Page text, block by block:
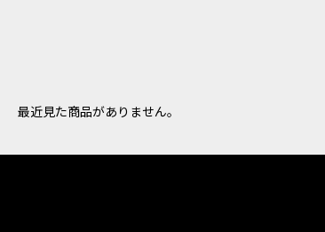
最近見た商品がありません。